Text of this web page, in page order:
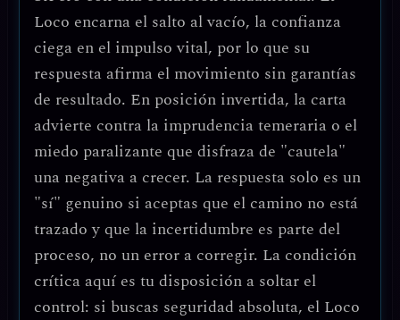
Loco encarna el salto al vacío, la confianza
ciega en el impulso vital, por lo que su
respuesta afirma el movimiento sin garantías
de resultado. En posición invertida, la carta
advierte contra la imprudencia temeraria o el
miedo paralizante que disfraza de "cautela"
una negativa a crecer. La respuesta solo es un
"sí" genuino si aceptas que el camino no está
trazado y que la incertidumbre es parte del
proceso, no un error a corregir. La condición
crítica aquí es tu disposición a soltar el
control: si buscas seguridad absoluta, el Loco